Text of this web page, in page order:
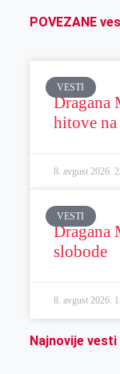
POVEZANE
VESTI
Dragana
hitove
8. avgust 2026.
VESTI
Dragana
slobode
8. avgust 2026.
Najnovije vesti